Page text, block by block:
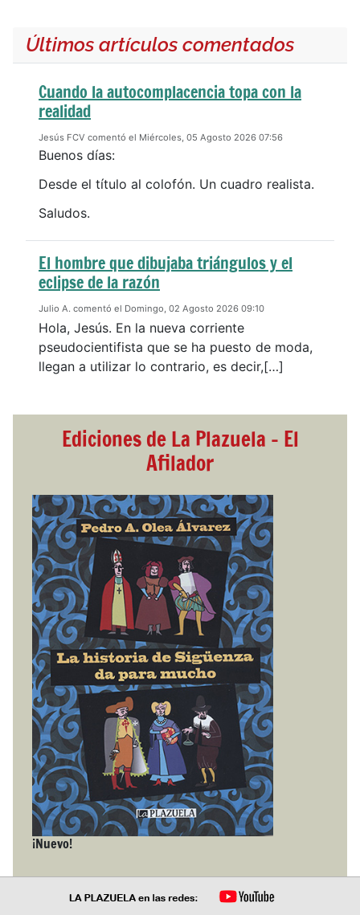
Últimos artículos comentados
Cuando la autocomplacencia topa con la
realidad
Jesús FCV comentó el Miércoles, 05 Agosto 2026 07:56
Buenos días:
Desde el título al colofón. Un cuadro realista.
Saludos.
El hombre que dibujaba triángulos y el
eclipse de la razón
Julio A. comentó el Domingo, 02 Agosto 2026 09:10
Hola, Jesús. En la nueva corriente
pseudocientifista que se ha puesto de moda,
llegan a utilizar lo contrario, es decir,[…]
Ediciones de La Plazuela - El
Afilador
¡Nuevo!